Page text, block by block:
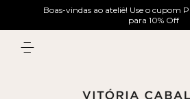
Boas-vindas ao ateliê! Use o cupom
para 10% Off